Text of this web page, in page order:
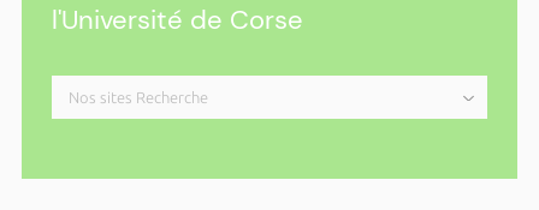
l'Université de Corse